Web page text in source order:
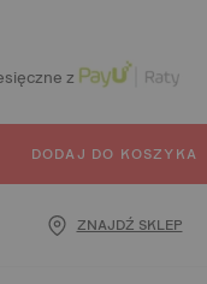
z
DODAJ DO KOSZYKA
ZNAJDŹ SKLEP